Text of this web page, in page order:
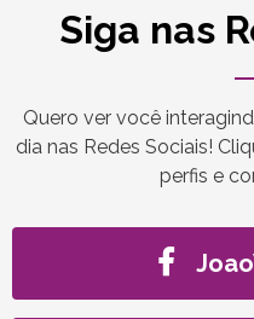
Siga nas
Quero ver você
dia nas Redes Sociais!
perfis e